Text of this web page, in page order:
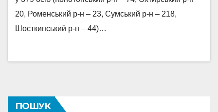
20, Роменський р-н – 23, Сумський р-н – 218,
Шосткинський р-н – 44)…
ПОШУК